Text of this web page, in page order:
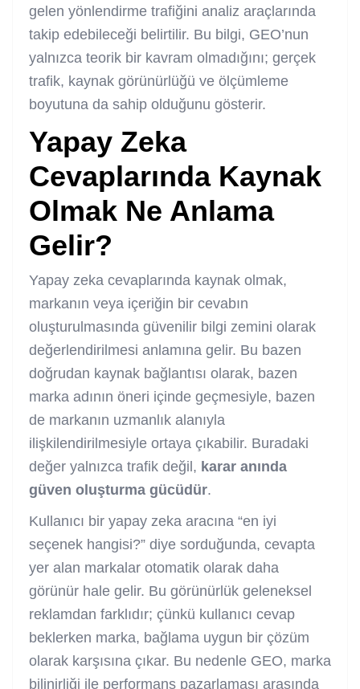
gelen yönlendirme trafiğini analiz araçlarında
takip edebileceği belirtilir. Bu bilgi, GEO’nun
yalnızca teorik bir kavram olmadığını; gerçek
trafik, kaynak görünürlüğü ve ölçümleme
boyutuna da sahip olduğunu gösterir.
Yapay Zeka
Cevaplarında Kaynak
Olmak Ne Anlama
Gelir?
Yapay zeka cevaplarında kaynak olmak,
markanın veya içeriğin bir cevabın
oluşturulmasında güvenilir bilgi zemini olarak
değerlendirilmesi anlamına gelir. Bu bazen
doğrudan kaynak bağlantısı olarak, bazen
marka adının öneri içinde geçmesiyle, bazen
de markanın uzmanlık alanıyla
ilişkilendirilmesiyle ortaya çıkabilir. Buradaki
değer yalnızca trafik değil, karar anında
güven oluşturma gücüdür.
Kullanıcı bir yapay zeka aracına “en iyi
seçenek hangisi?” diye sorduğunda, cevapta
yer alan markalar otomatik olarak daha
görünür hale gelir. Bu görünürlük geleneksel
reklamdan farklıdır; çünkü kullanıcı cevap
beklerken marka, bağlama uygun bir çözüm
olarak karşısına çıkar. Bu nedenle GEO, marka
bilinirliği ile performans pazarlaması arasında